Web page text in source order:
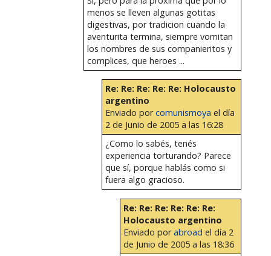
menos se lleven algunas gotitas
digestivas, por tradicion cuando la
aventurita termina, siempre vomitan
los nombres de sus companieritos y
complices, que heroes ...
Re: Re: Re: Re: Re: Holocausto
argentino
Enviado porcomunismoya el día
2 de Junio de 2005 a las 16:28
¿Como lo sabés, tenés
experiencia torturando? Parece
que sí, porque hablás como si
fuera algo gracioso.
Re: Re: Re: Re: Re: Re:
Holocausto argentino
Enviado porabroad el día 2
de Junio de 2005 a las 18:36